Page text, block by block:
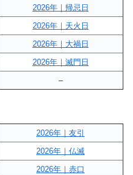
2026年｜帰忌日
2026年｜天火日
2026年｜大禍日
2026年｜滅門日
–
2026年｜友引
2026年｜仏滅
2026年｜赤口